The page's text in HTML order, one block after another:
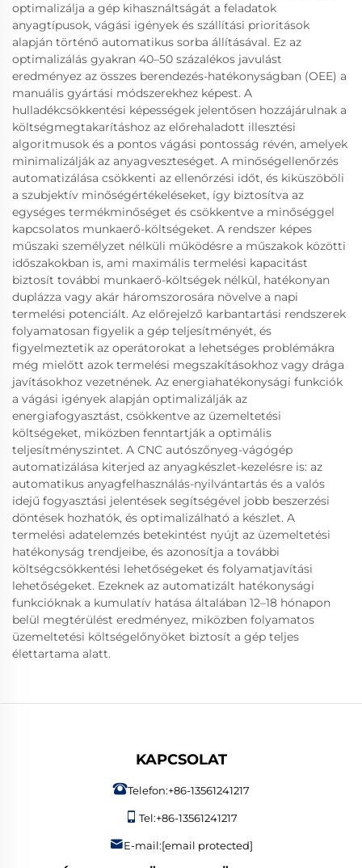
optimalizálja a gép kihasználtságát a feladatok
anyagtípusok, vágási igények és szállítási prioritások
alapján történő automatikus sorba állításával. Ez az
optimalizálás gyakran 40–50 százalékos javulást
eredményez az összes berendezés-hatékonyságban (OEE) a
manuális gyártási módszerekhez képest. A
hulladékcsökkentési képességek jelentősen hozzájárulnak a
költségmegtakarításhoz az előrehaladott illesztési
algoritmusok és a pontos vágási pontosság révén, amelyek
minimalizálják az anyagveszteséget. A minőségellenőrzés
automatizálása csökkenti az ellenőrzési időt, és kiküszöböli
a szubjektív minőségértékeléseket, így biztosítva az
egységes termékminőséget és csökkentve a minőséggel
kapcsolatos munkaerő-költségeket. A rendszer képes
műszaki személyzet nélküli működésre a műszakok közötti
időszakokban is, ami maximális termelési kapacitást
biztosít további munkaerő-költségek nélkül, hatékonyan
duplázza vagy akár háromszorosára növelve a napi
termelési potenciált. Az előrejelző karbantartási rendszerek
folyamatosan figyelik a gép teljesítményét, és
figyelmeztetik az operátorokat a lehetséges problémákra
még mielőtt azok termelési megszakításokhoz vagy drága
javításokhoz vezetnének. Az energiahatékonysági funkciók
a vágási igények alapján optimalizálják az
energiafogyasztást, csökkentve az üzemeltetési
költségeket, miközben fenntartják a optimális
teljesítményszintet. A CNC autószőnyeg-vágógép
automatizálása kiterjed az anyagkészlet-kezelésre is: az
automatikus anyagfelhasználás-nyilvántartás és a valós
idejű fogyasztási jelentések segítségével jobb beszerzési
döntések hozhatók, és optimalizálható a készlet. A
termelési adatelemzés betekintést nyújt az üzemeltetési
hatékonyság trendjeibe, és azonosítja a további
költségcsökkentési lehetőségeket és folyamatjavítási
lehetőségeket. Ezeknek az automatizált hatékonysági
funkcióknak a kumulatív hatása általában 12–18 hónapon
belül megtérülést eredményez, miközben folyamatos
üzemeltetési költségelőnyöket biztosít a gép teljes
élettartama alatt.
KAPCSOLAT
Telefon:+86-13561241217
Tel:+86-13561241217
E-mail:[email protected]